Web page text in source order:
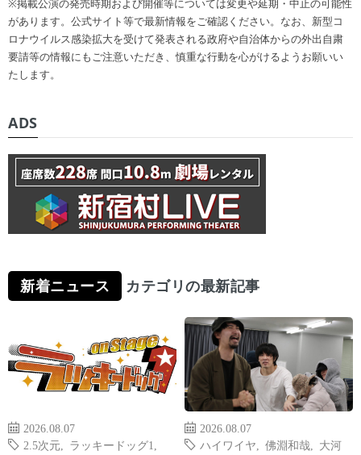
※掲載公演の発売時期および開催等については変更や延期・中止の可能性
があります。公式サイト等で最新情報をご確認ください。なお、新型コ
ロナウイルス感染拡大を受けて発表される政府や自治体からの外出自粛
要請等の情報にもご注意いただき、慎重な行動を心がけるようお願いい
たします。
ADS
新着ニュース カテゴリの最新記事
2026.08.07
2.5次元
ラッキードッグ1
2026.08.07
ハイワイヤ
佛淵和哉
大河